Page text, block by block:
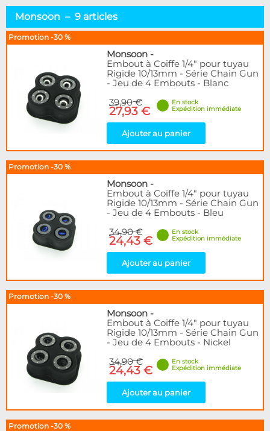
Catégorie
Rigides 13 mm
Rigides 16 mm
Alphacool
53
BARROW
Bykski
EK Water Blocks
28
9
2
XSPC
Argent
1
Blanc
Bleu
1
Noir/Nickel
1
2
Vert
2
Forme
9
Disponibilité / Promotions
Articles en stock
Articles en promotions
Appliquer
Monsoon – 9 articles
Promotion -30 %
Monsoon -
Embout à Coiffe 1/4" pour tuyau
Rigide 10/13mm - Série Chain Gun
- Jeu de 4 Embouts - Blanc
39,90 €
27,93 €
En stock
Expédition immédiate
Ajouter au panier
Promotion -30 %
Monsoon -
Embout à Coiffe 1/4" pour tuyau
Rigide 10/13mm - Série Chain Gun
- Jeu de 4 Embouts - Bleu
34,90 €
24,43 €
En stock
Expédition immédiate
Ajouter au panier
Promotion -30 %
Monsoon -
Embout à Coiffe 1/4" pour tuyau
Rigide 10/13mm - Série Chain Gun
- Jeu de 4 Embouts - Nickel
34,90 €
24,43 €
En stock
Expédition immédiate
Ajouter au panier
Promotion -30 %